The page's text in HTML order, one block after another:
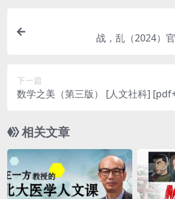
战，乱（2024）
下一篇
数学之美（第三版） [ 人文社科]
相关文章